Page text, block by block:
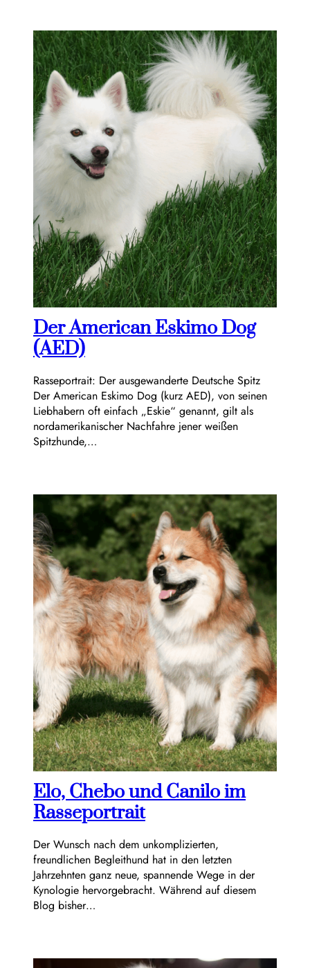
Der American Eskimo Dog
(AED)
Rasseportrait: Der ausgewanderte Deutsche Spitz
Der American Eskimo Dog (kurz AED), von seinen
Liebhabern oft einfach „Eskie“ genannt, gilt als
nordamerikanischer Nachfahre jener weißen
Spitzhunde,…
Elo, Chebo und Canilo im
Rasseportrait
Der Wunsch nach dem unkomplizierten,
freundlichen Begleithund hat in den letzten
Jahrzehnten ganz neue, spannende Wege in der
Kynologie hervorgebracht. Während auf diesem
Blog bisher…